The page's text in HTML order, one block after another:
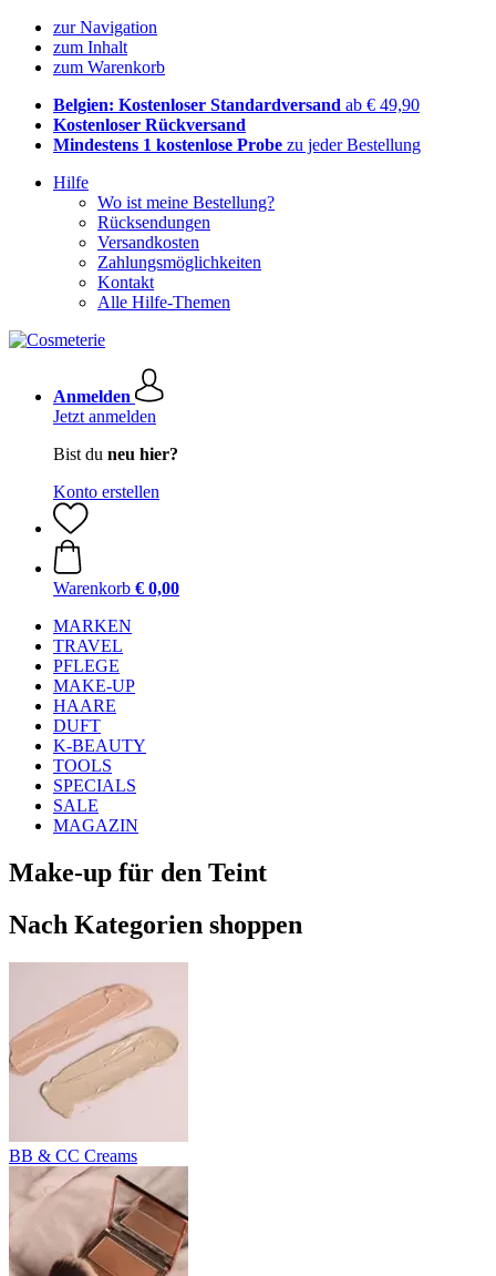
zur Navigation
zum Inhalt
zum Warenkorb
Belgien: Kostenloser Standardversand ab € 49,90
Kostenloser Rückversand
Mindestens 1 kostenlose Probe zu jeder Bestellung
Hilfe
Wo ist meine Bestellung?
Rücksendungen
Versandkosten
Zahlungsmöglichkeiten
Kontakt
Alle Hilfe-Themen
Anmelden
Jetzt anmelden
Bist du neu hier?
Konto erstellen
Warenkorb € 0,00
MARKEN
TRAVEL
PFLEGE
MAKE-UP
HAARE
DUFT
K-BEAUTY
TOOLS
SPECIALS
SALE
MAGAZIN
Make-up für den Teint
Nach Kategorien shoppen
BB & CC Creams